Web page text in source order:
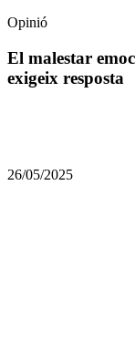
Opinió
El malestar
exigeix resposta
en
26/05/2025